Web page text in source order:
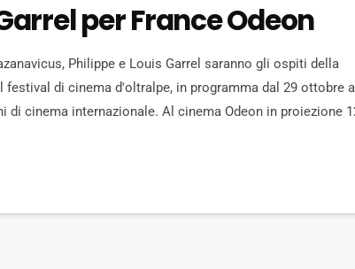
per France Odeon
Philippe e Louis Garrel saranno gli ospiti della
festival di cinema d'oltralpe, in programma dal 29 ottobre
di cinema internazionale. Al cinema Odeon in proiezione
assoluta: "La vie très privée de Monsieur Sim",